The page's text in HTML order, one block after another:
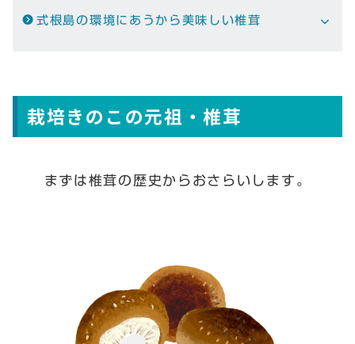
式根島の環境にあうから美味しい椎茸
栽培きのこの元祖・椎茸
まずは椎茸の歴史からおさらいします。